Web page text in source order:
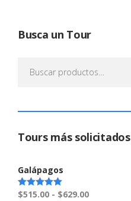
Busca un Tour
por:
Tours más solicitados
Galápagos
Valorado en
$515.00 - $629.00